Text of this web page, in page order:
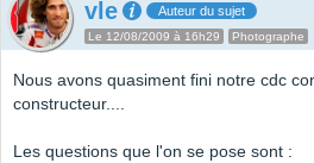
vle Auteur du sujet
Le 12/08/2009 à 16h29 Photographe
Nous avons quasiment fini notre cdc
constructeur....
Les questions que l'on se pose sont :